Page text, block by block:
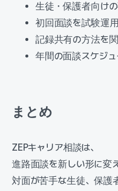
生徒・保護者向け
初回面談を試験運
記録共有の方法を
年間の面談スケジ
まとめ
ZEPキャリア相談は、
進路面談を新しい形に変
対面が苦手な生徒、保護